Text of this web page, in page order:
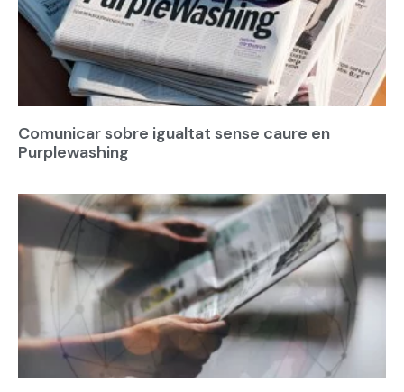
Comunicar sobre igualtat sense caure en
Purplewashing